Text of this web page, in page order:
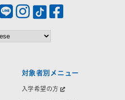
対象者別メニュー
入学希望の方